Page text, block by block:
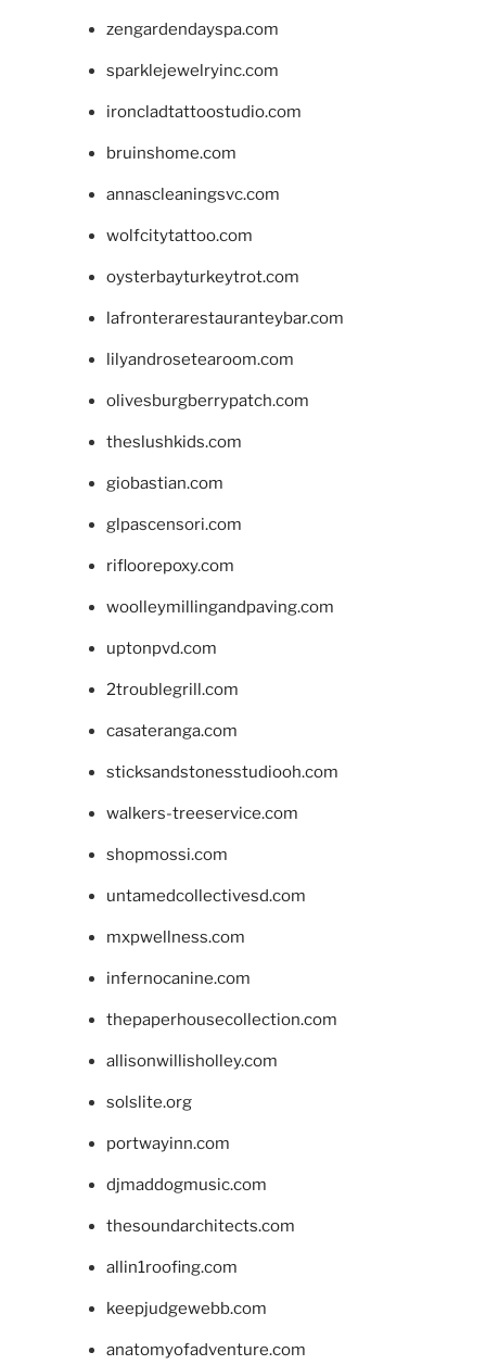
zengardendayspa.com
sparklejewelryinc.com
ironcladtattoostudio.com
bruinshome.com
annascleaningsvc.com
wolfcitytattoo.com
oysterbayturkeytrot.com
lafronterarestauranteybar.com
lilyandrosetearoom.com
olivesburgberrypatch.com
theslushkids.com
giobastian.com
glpascensori.com
rifloorepoxy.com
woolleymillingandpaving.com
uptonpvd.com
2troublegrill.com
casateranga.com
sticksandstonesstudiooh.com
walkers-treeservice.com
shopmossi.com
untamedcollectivesd.com
mxpwellness.com
infernocanine.com
thepaperhousecollection.com
allisonwillisholley.com
solslite.org
portwayinn.com
djmaddogmusic.com
thesoundarchitects.com
allin1roofing.com
keepjudgewebb.com
anatomyofadventure.com